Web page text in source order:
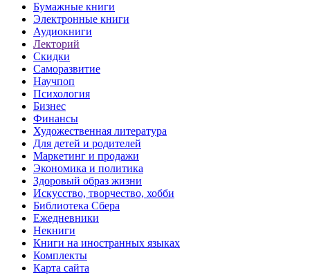
Бумажные книги
Электронные книги
Аудиокниги
Лекторий
Скидки
Саморазвитие
Научпоп
Психология
Бизнес
Финансы
Художественная литература
Для детей и родителей
Маркетинг и продажи
Экономика и политика
Здоровый образ жизни
Искусство, творчество, хобби
Библиотека Сбера
Ежедневники
Некниги
Книги на иностранных языках
Комплекты
Карта сайта